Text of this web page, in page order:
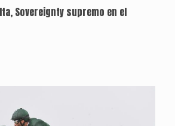
Sovereignty supremo en el